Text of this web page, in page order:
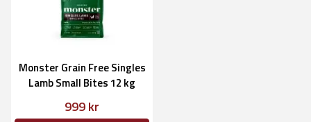
Monster Grain Free Singles
Lamb Small Bites 12 kg
999 kr